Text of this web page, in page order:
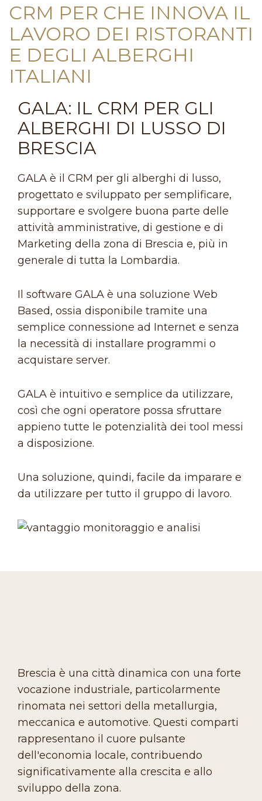
CRM PER CHE INNOVA IL
LAVORO DEI RISTORANTI
E DEGLI ALBERGHI
ITALIANI
GALA: IL CRM PER GLI
ALBERGHI DI LUSSO DI
BRESCIA
GALA è il CRM per gli alberghi di lusso,
progettato e sviluppato per semplificare,
supportare e svolgere buona parte delle
attività amministrative, di gestione e di
Marketing della zona di Brescia e, più in
generale di tutta la Lombardia.
Il software GALA è una soluzione Web
Based, ossia disponibile tramite una
semplice connessione ad Internet e senza
la necessità di installare programmi o
acquistare server.
GALA è intuitivo e semplice da utilizzare,
così che ogni operatore possa sfruttare
appieno tutte le potenzialità dei tool messi
a disposizione.
Una soluzione, quindi, facile da imparare e
da utilizzare per tutto il gruppo di lavoro.
Brescia è una città dinamica con una forte
vocazione industriale, particolarmente
rinomata nei settori della metallurgia,
meccanica e automotive. Questi comparti
rappresentano il cuore pulsante
dell'economia locale, contribuendo
significativamente alla crescita e allo
sviluppo della zona.